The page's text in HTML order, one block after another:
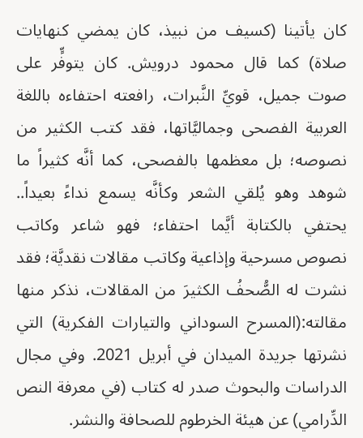
كان يأتينا (كسيف من نبيذ، كان يمضي كنهايات
صلاة) كما قال محمود درويش. كان يتوفٍّر على
صوت جميل، قويِّ النَّبرات، رافعته احتفاءه باللغة
العربية الفصحى وجماليَّاتها، فقد كتب الكثير من
نصوصه؛ بل معظمها بالفصحى، كما أنَّه كثيراً ما
شوهد وهو يُلقي الشعر وكأنَّه يسمع نداءً بعيداً..
يحتفي بالكتابة أيَّما احتفاء؛ فهو شاعر وكاتب
نصوص مسرحية وإذاعية وكاتب مقالات نقديَّة؛ فقد
نشرت له الصُّحفُ الكثيرَ من المقالات، نذكر منها
مقالته:(المسرح السوداني والتيارات الفكرية) التي
نشرتها جريدة الميدان في أبريل 2021. وفي مجال
الدراسات والبحوث صدر له كتاب (في معرفة النص
الدِّرامي) عن هيئة الخرطوم للصحافة والنشر.